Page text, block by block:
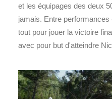
et les équipages des deux
jamais. Entre performances
tout pour jouer la victoire
avec pour but d'atteindre